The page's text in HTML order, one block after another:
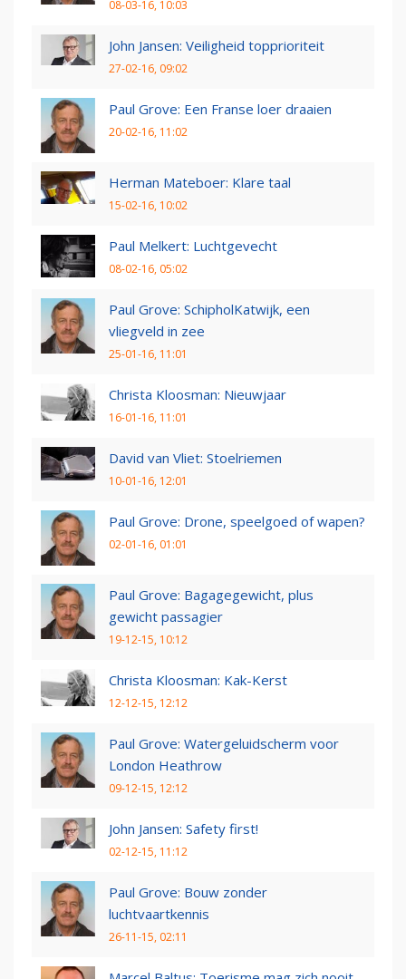
08-03-16, 10:03
John Jansen: Veiligheid topprioriteit
27-02-16, 09:02
Paul Grove: Een Franse loer draaien
20-02-16, 11:02
Herman Mateboer: Klare taal
15-02-16, 10:02
Paul Melkert: Luchtgevecht
08-02-16, 05:02
Paul Grove: SchipholKatwijk, een
vliegveld in zee
25-01-16, 11:01
Christa Kloosman: Nieuwjaar
16-01-16, 11:01
David van Vliet: Stoelriemen
10-01-16, 12:01
Paul Grove: Drone, speelgoed of wapen?
02-01-16, 01:01
Paul Grove: Bagagegewicht, plus
gewicht passagier
19-12-15, 10:12
Christa Kloosman: Kak-Kerst
12-12-15, 12:12
Paul Grove: Watergeluidscherm voor
London Heathrow
09-12-15, 12:12
John Jansen: Safety first!
02-12-15, 11:12
Paul Grove: Bouw zonder
luchtvaartkennis
26-11-15, 02:11